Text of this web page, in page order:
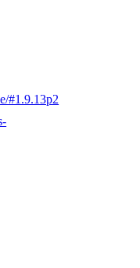
#1.9.13p2